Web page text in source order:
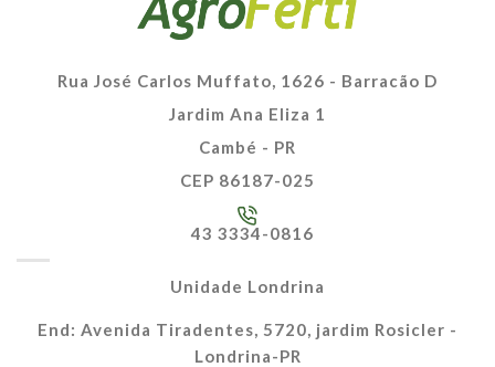
Rua José Carlos Muffato, 1626 - Barracão D
Jardim Ana Eliza 1
Cambé - PR
CEP 86187-025
43 3334-0816
Unidade Londrina
End: Avenida Tiradentes, 5720, jardim Rosicler -
Londrina-PR